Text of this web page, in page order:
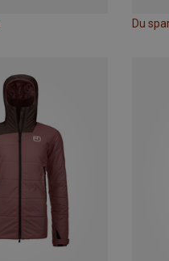
Du